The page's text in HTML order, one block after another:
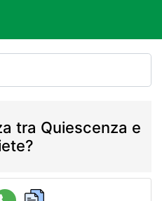
tra Quiescenza e